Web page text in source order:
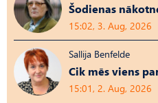
Šodienas
15:02, 3. Aug, 2026
Sallija Benfelde
Cik mēs viens
15:01, 2. Aug, 2026